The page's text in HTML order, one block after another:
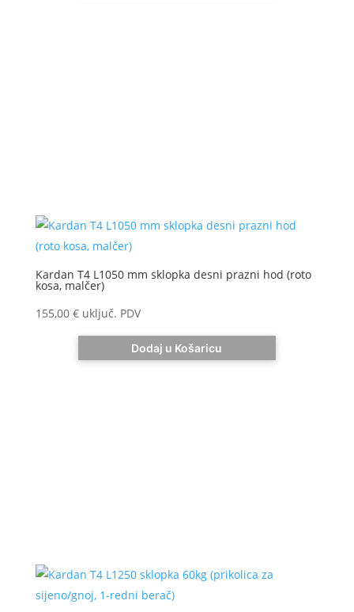
Kardan T4 L1050 mm sklopka desni prazni hod (roto
kosa, malčer)
155,00 € uključ. PDV
Dodaj u Košaricu